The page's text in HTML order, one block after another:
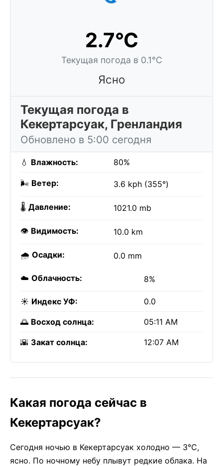
2.7°C
Текущая погода в 0.1°C
Ясно
Текущая погода в
Кекертарсуак, Гренландия
Обновлено в 5:00 сегодня
💧 Влажность: 80%
🌬️ Ветер: 3.6 kph (355°)
🌡️ Давление: 1021.0 mb
👁️ Видимость: 10.0 km
🌧️ Осадки: 0.0 mm
☁️ Облачность: 8%
☀️ Индекс УФ: 0.0
🌅 Восход солнца: 05:11 AM
🌇 Закат солнца: 12:07 AM
Какая погода сейчас в
Кекертарсуак?
Сегодня ночью в Кекертарсуак холодно — 3°C,
ясно. По ночному небу плывут редкие облака. На